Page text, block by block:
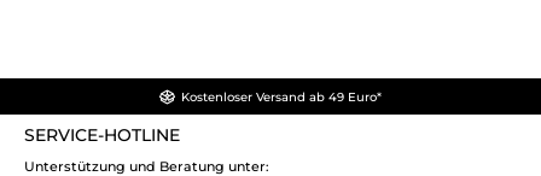
Kostenloser Versand ab 49 Euro*
SERVICE-HOTLINE
Unterstützung und Beratung unter: